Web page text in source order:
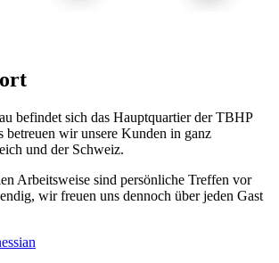
befindet sich das Hauptquartier der TBHP
betreuen wir unsere Kunden in ganz
und der Schweiz.
Arbeitsweise sind persönliche Treffen vor
wir freuen uns dennoch über jeden Gast